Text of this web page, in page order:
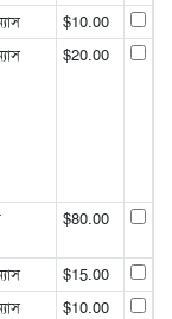
$10.00
$20.00
$80.00
$15.00
$10.00